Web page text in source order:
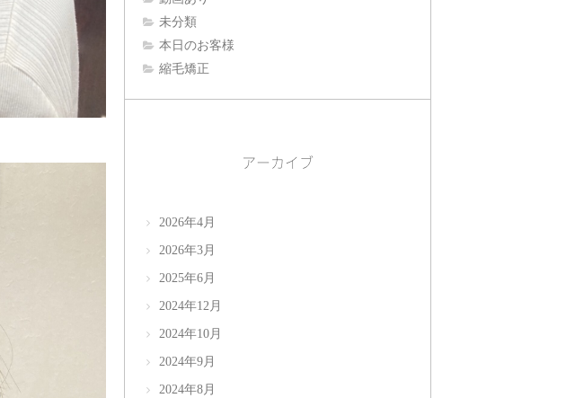
未分類
本日のお客様
縮毛矯正
アーカイブ
2026年4月
2026年3月
2025年6月
2024年12月
2024年10月
2024年9月
2024年8月